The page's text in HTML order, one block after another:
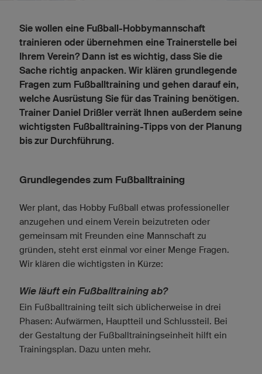
Sie wollen eine Fußball-Hobbymannschaft
trainieren oder übernehmen eine Trainerstelle bei
Ihrem Verein? Dann ist es wichtig, dass Sie die
Sache richtig anpacken. Wir klären grundlegende
Fragen zum Fußballtraining und gehen darauf ein,
welche Ausrüstung Sie für das Training benötigen.
Trainer Daniel Drißler verrät Ihnen außerdem seine
wichtigsten Fußballtraining-Tipps von der Planung
bis zur Durchführung.
Grundlegendes zum Fußballtraining
Wer plant, das Hobby Fußball etwas professioneller
anzugehen und einem Verein beizutreten oder
gemeinsam mit Freunden eine Mannschaft zu
gründen, steht erst einmal vor einer Menge Fragen.
Wir klären die wichtigsten in Kürze:
Wie läuft ein Fußballtraining ab?
Ein Fußballtraining teilt sich üblicherweise in drei
Phasen: Aufwärmen, Hauptteil und Schlussteil. Bei
der Gestaltung der Fußballtrainingseinheit hilft ein
Trainingsplan. Dazu unten mehr.